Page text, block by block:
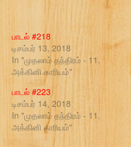
பாடல் #218
டிசம்பர் 13, 2018
In "முதலாம் தந்திரம் - 11.
அக்கினி காரியம்"
பாடல் #223
டிசம்பர் 14, 2018
In "முதலாம் தந்திரம் - 11.
அக்கினி காரியம்"